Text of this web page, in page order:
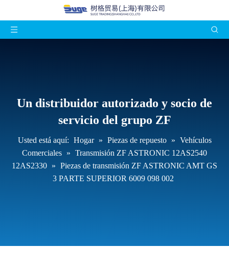
Un distribuidor autorizado y socio de
servicio del grupo ZF
Usted está aquí: Hogar » Piezas de repuesto » Vehículos
Comerciales » Transmisión ZF ASTRONIC 12AS2540
12AS2330 » Piezas de transmisión ZF ASTRONIC AMT GS
3 PARTE SUPERIOR 6009 098 002